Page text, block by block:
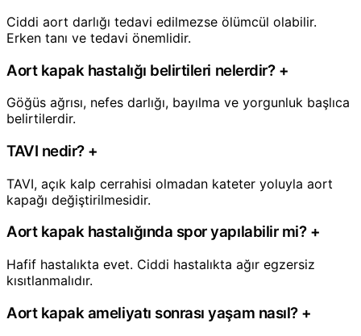
Ciddi aort darlığı tedavi edilmezse ölümcül olabilir.
Erken tanı ve tedavi önemlidir.
Aort kapak hastalığı belirtileri nelerdir? +
Göğüs ağrısı, nefes darlığı, bayılma ve yorgunluk başlıca
belirtilerdir.
TAVI nedir? +
TAVI, açık kalp cerrahisi olmadan kateter yoluyla aort
kapağı değiştirilmesidir.
Aort kapak hastalığında spor yapılabilir mi? +
Hafif hastalıkta evet. Ciddi hastalıkta ağır egzersiz
kısıtlanmalıdır.
Aort kapak ameliyatı sonrası yaşam nasıl? +